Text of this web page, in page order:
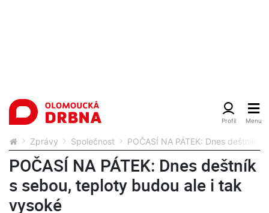
Zprávy Společnost POČASÍ NA PÁTEK: Dnes deštník
POČASÍ NA PÁTEK: Dnes deštník
s sebou, teploty budou ale i tak
vysoké